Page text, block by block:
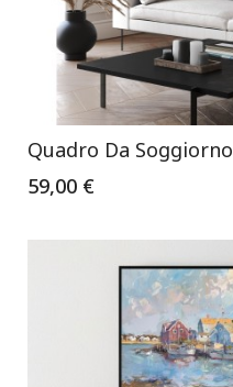
Quadro Da
59,00 €